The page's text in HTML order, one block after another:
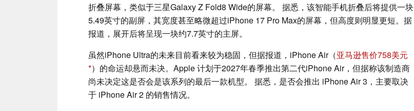
折叠屏幕，类似于三星Galaxy Z Fold8 Wide的屏幕。 据悉，该智能手机折叠后将提供一块
5.49英寸的副屏，其宽度甚至略微超过iPhone 17 Pro Max的屏幕，但高度则明显更短。据
报道，展开后将呈现一块约7.7英寸的主屏。
虽然iPhone Ultra的未来目前看来较为稳固，但据报道，iPhone Air（亚马逊售价758美元
）的命运却悬而未决。Apple 计划于2027年春季推出第二代iPhone Air，但据称该制造商
尚未决定这是否会是该系列的最后一款机型。 据悉，是否会推出 iPhone Air 3，主要取决
于 iPhone Air 2 的销售情况。